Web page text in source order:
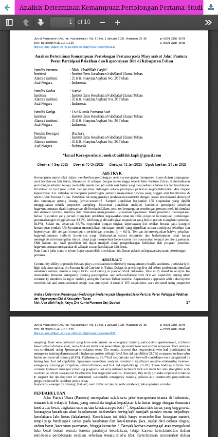
Analisis Determinan Kemampuan Pertolongan Pertama: Studi Partisipasi Pelatihan dan Kepercayaan Diri Masyarakat Pantura Tuban